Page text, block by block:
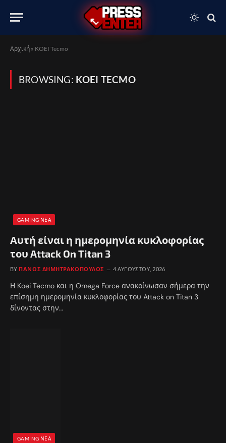
Αρχική » KOEI Tecmo
BROWSING: KOEI TECMO
GAMING ΝΈΑ
Αυτή είναι η ημερομηνία κυκλοφορίας
του Attack On Titan 3
BY ΠΆΝΟΣ ΔΗΜΗΤΡΑΚΌΠΟΥΛΟΣ 4 ΑΥΓΟΎΣΤΟΥ, 2026
Η Koei Tecmo και η Omega Force ανακοίνωσαν σήμερα την
επίσημη ημερομηνία κυκλοφορίας του Attack on Titan 3
δίνοντας στην…
GAMING ΝΈΑ